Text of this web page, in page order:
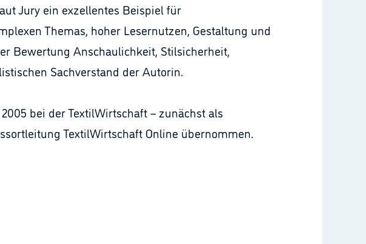
Jury ein exzellentes Beispiel für
Themas, hoher Lesernutzen, Gestaltung und
Bewertung Anschaulichkeit, Stilsicherheit,
Sachverstand der Autorin.
bei der TextilWirtschaft – zunächst als
TextilWirtschaft Online übernommen.